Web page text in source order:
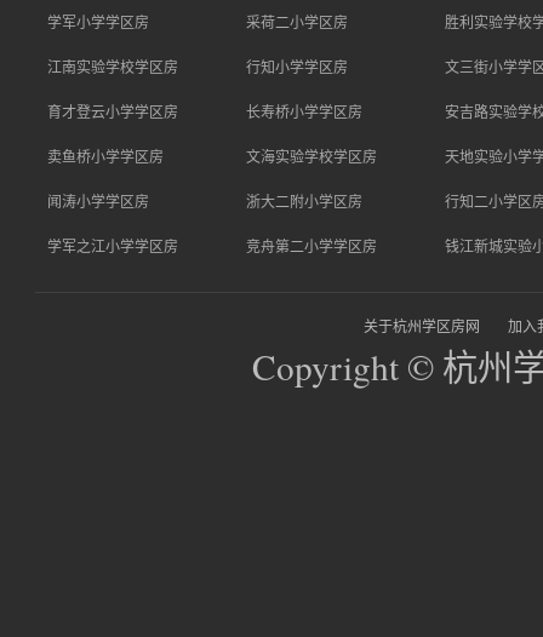
学军小学学区房 采荷二小学区房 胜利实验学校
江南实验学校学区房 行知小学学区房 文三街小学学
育才登云小学学区房 长寿桥小学学区房 安吉路实验学
卖鱼桥小学学区房 文海实验学校学区房 天地实验小学
闻涛小学学区房 浙大二附小学区房 行知二小学区
学军之江小学学区房 竞舟第二小学学区房 钱江新城实验
关于杭州学区房网 加入
Copyright © 杭州